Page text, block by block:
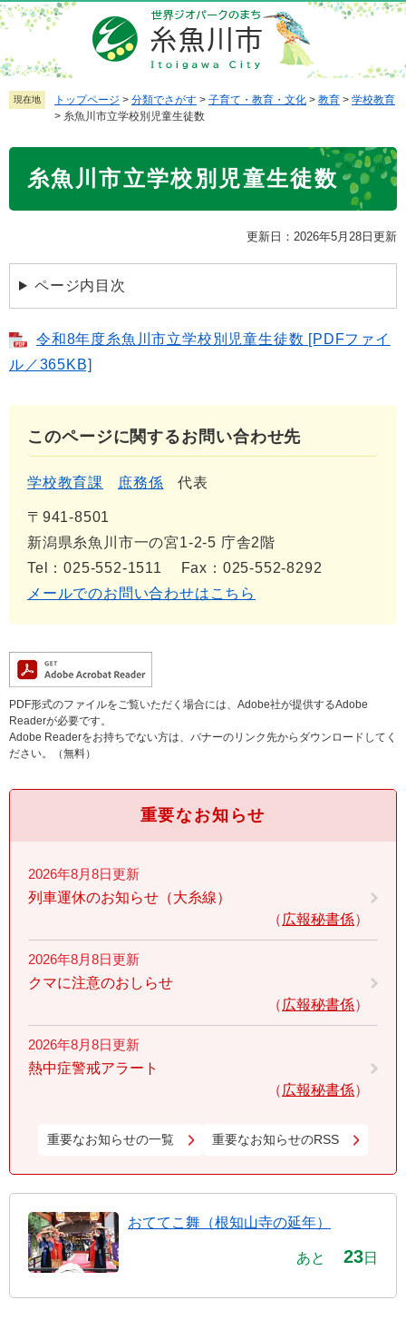
ペ
ー
ジ
の
先
メ
ニ
ュ
ー
を
本
現在地 トップページ > 分類でさがす > 子育て・教育・文化 > 教育 > 学校教育
> 糸魚川市立学校別児童生徒数
糸魚川市立学校別児童生徒数
更新日：2026年5月28日更新
ページ内目次
令和8年度糸魚川市立学校別児童生徒数 [PDFファイ
ル／365KB]
このページに関するお問い合わせ先
学校教育課 庶務係 代表
〒941-8501
新潟県糸魚川市一の宮1-2-5 庁舎2階
Tel：025-552-1511
Fax：025-552-8292
メールでのお問い合わせはこちら
PDF形式のファイルをご覧いただく場合には、Adobe社が提供するAdobe
Readerが必要です。
Adobe Readerをお持ちでない方は、バナーのリンク先からダウンロードしてく
ださい。（無料）
重要なお知らせ
2026年8月8日更新
列車運休のお知らせ（大糸線）
広報秘書係
2026年8月8日更新
クマに注意のおしらせ
広報秘書係
2026年8月8日更新
熱中症警戒アラート
広報秘書係
重要なお知らせの一覧 重要なお知らせのRSS
おててこ舞（根知山寺の延年）
あと 23日